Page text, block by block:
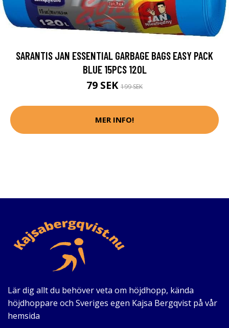
SARANTIS JAN ESSENTIAL GARBAGE BAGS EASY PACK
BLUE 15PCS 120L
79 SEK 199 SEK
MER INFO!
Lär dig allt du behöver veta om höjdhopp, kända
höjdhoppare och Sveriges egen Kajsa Bergqvist på vår
hemsida